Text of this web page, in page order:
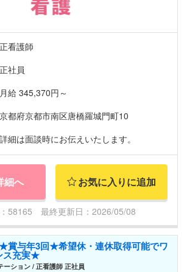
正看護師
正社員
月給 345,370円～
京都府京都市南区唐橋羅城門町10
詳細は面談時にお伝えいたします。
細へ お気に入りに追加
58165 最終更新日：2026/05/08
賞与年3回★希望休・連休取得可能でワ
ス充実★
ーション / 正看護師 正社員